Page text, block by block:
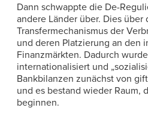
Dann schwappte die De-
andere Länder über. Dies über
Transfermechanismus der
und deren Platzierung an den
Finanzmärkten. Dadurch
internationalisiert und
Bankbilanzen zunächst von
und es bestand wieder Raum,
beginnen.